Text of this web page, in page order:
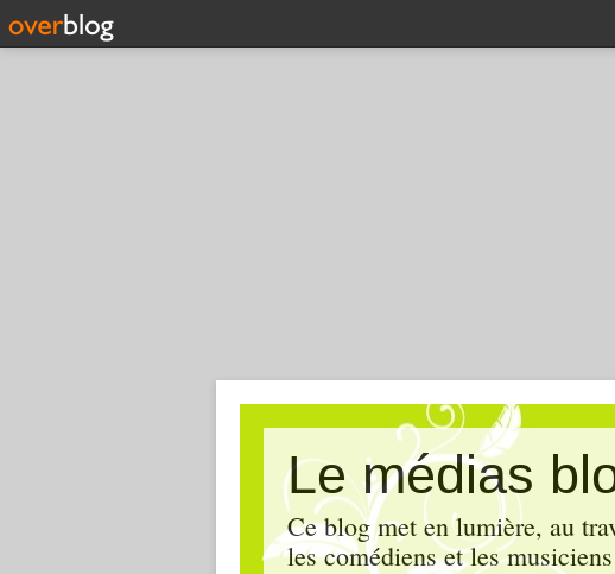
Le médias
Ce blog met en lumière, au
les comédiens et les